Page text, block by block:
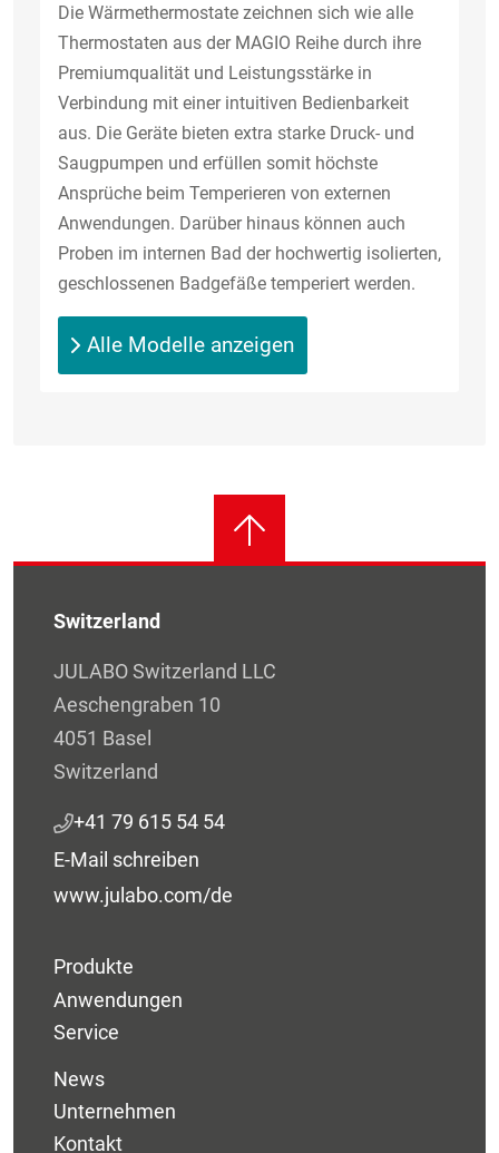
Die Wärmethermostate zeichnen sich wie alle
Thermostaten aus der MAGIO Reihe durch ihre
Premiumqualität und Leistungsstärke in
Verbindung mit einer intuitiven Bedienbarkeit
aus. Die Geräte bieten extra starke Druck- und
Saugpumpen und erfüllen somit höchste
Ansprüche beim Temperieren von externen
Anwendungen. Darüber hinaus können auch
Proben im internen Bad der hochwertig isolierten,
geschlossenen Badgefäße temperiert werden.
Alle Modelle anzeigen
Switzerland
JULABO Switzerland LLC
Aeschengraben 10
4051 Basel
Switzerland
+41 79 615 54 54
E-Mail schreiben
www.julabo.com/de
Produkte
Anwendungen
Service
News
Unternehmen
Kontakt